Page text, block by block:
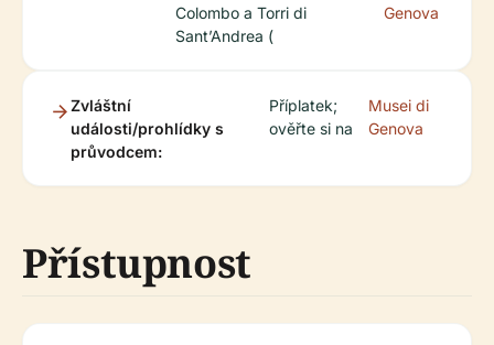
Colombo a Torri di
Sant’Andrea (
Genova
Zvláštní
události/prohlídky s
průvodcem:
Příplatek;
ověřte si na
Musei di
Genova
Přístupnost